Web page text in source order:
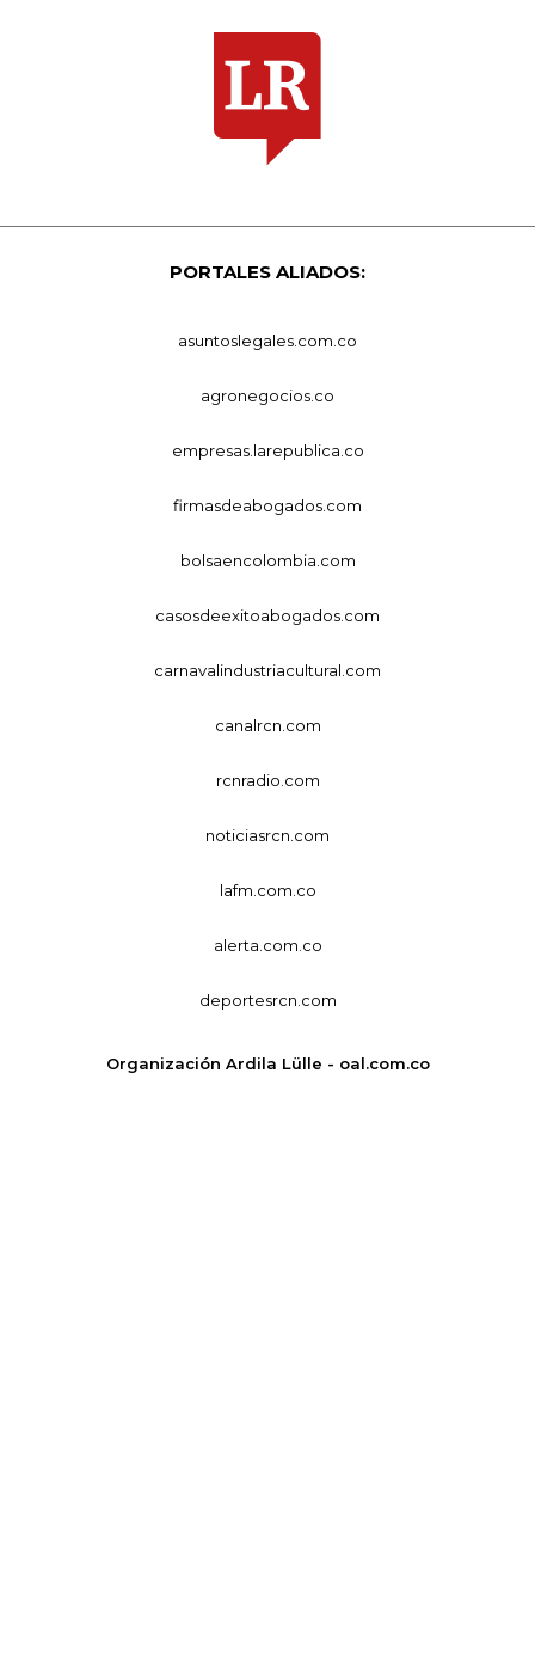
PORTALES ALIADOS:
asuntoslegales.com.co
agronegocios.co
empresas.larepublica.co
firmasdeabogados.com
bolsaencolombia.com
casosdeexitoabogados.com
carnavalindustriacultural.com
canalrcn.com
rcnradio.com
noticiasrcn.com
lafm.com.co
alerta.com.co
deportesrcn.com
Organización Ardila Lülle - oal.com.co